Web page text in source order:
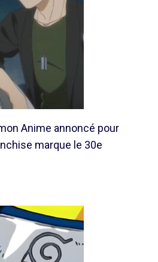
Anime annoncé pour
marque le 30e